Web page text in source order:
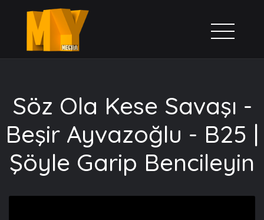
Söz Ola Kese Savaşı -
Beşir Ayvazoğlu - B25 |
Şöyle Garip Bencileyin